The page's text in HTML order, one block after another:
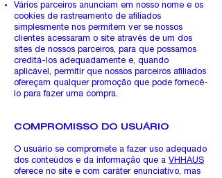
Vários parceiros anunciam em nosso nome e os
cookies de rastreamento de afiliados
simplesmente nos permitem ver se nossos
clientes acessaram o site através de um dos
sites de nossos parceiros, para que possamos
creditá-los adequadamente e, quando
aplicável, permitir que nossos parceiros afiliados
ofereçam qualquer promoção que pode fornecê-
lo para fazer uma compra.
COMPROMISSO DO USUÁRIO
O usuário se compromete a fazer uso adequado
dos conteúdos e da informação que a VHHAUS
oferece no site e com caráter enunciativo, mas